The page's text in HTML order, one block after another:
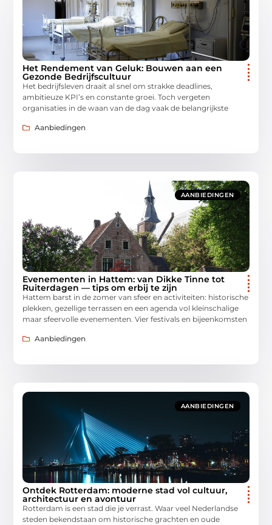
Het Rendement van Geluk: Bouwen aan een
Gezonde Bedrijfscultuur
Het bedrijfsleven draait al snel om strakke deadlines,
ambitieuze KPI’s en constante groei. Toch vergeten
organisaties in de waan van de dag vaak de belangrijkste
Aanbiedingen
AANBIEDINGEN
Evenementen in Hattem: van Dikke Tinne tot
Ruiterdagen — tips om erbij te zijn
Hattem barst in de zomer van sfeer en activiteiten: historische
plekken, gezellige terrassen en een agenda vol kleinschalige
maar sfeervolle evenementen. Vier festivals en bijeenkomsten
Aanbiedingen
AANBIEDINGEN
Ontdek Rotterdam: moderne stad vol cultuur,
architectuur en avontuur
Rotterdam is een stad die je verrast. Waar veel Nederlandse
steden bekendstaan om historische grachten en oude